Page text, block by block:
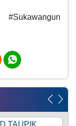
#Sukawangun